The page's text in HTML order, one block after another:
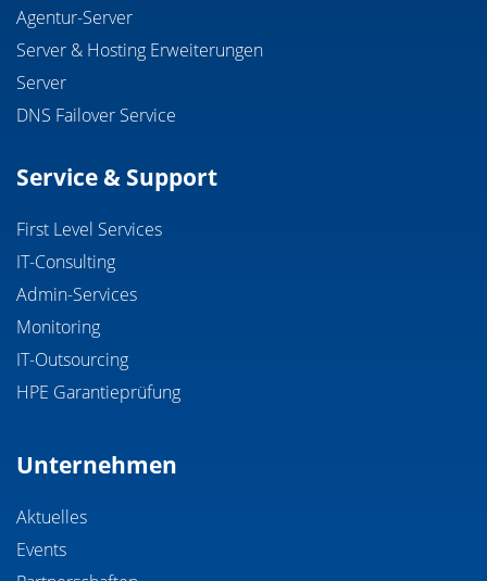
Agentur-Server
Server & Hosting Erweiterungen
Server
DNS Failover Service
Service & Support
First Level Services
IT-Consulting
Admin-Services
Monitoring
IT-Outsourcing
HPE Garantieprüfung
Unternehmen
Aktuelles
Events